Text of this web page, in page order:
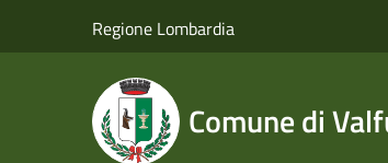
Regione Lombardia
Comune di